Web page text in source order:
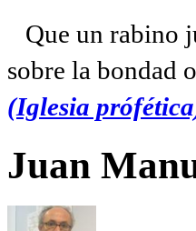
Que un rabino
sobre la bondad
(Iglesia
Juan